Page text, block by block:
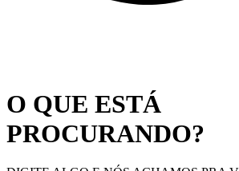
O QUE ESTÁ
PROCURANDO?